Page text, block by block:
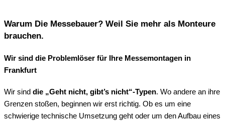
Warum Die Messebauer? Weil Sie mehr als Monteure
brauchen.
Wir sind die Problemlöser für Ihre Messemontagen in
Frankfurt
Wir sind die „Geht nicht, gibt’s nicht“-Typen. Wo andere an ihre
Grenzen stoßen, beginnen wir erst richtig. Ob es um eine
schwierige technische Umsetzung geht oder um den Aufbau eines